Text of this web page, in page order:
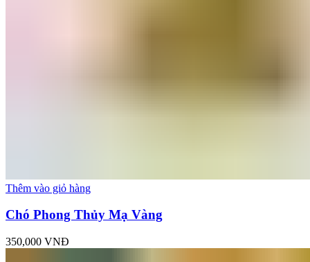
Thêm vào giỏ hàng
Chó Phong Thủy Mạ Vàng
350,000 VNĐ